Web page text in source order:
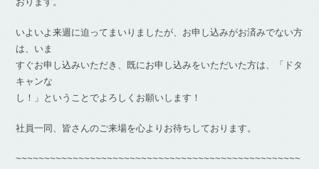
いよいよ来週に迫ってまいりましたが、お申し込みがお済みでない方
は、いま
すぐお申し込みいただき、既にお申し込みをいただいた方は、「ドタ
キャンな
し！」ということでよろしくお願いします！
社員一同、皆さんのご来場を心よりお待ちしております。
~~~~~~~~~~~~~~~~~~~~~~~~~~~~~~~~~~~~~~~~~~~~~~~~~~